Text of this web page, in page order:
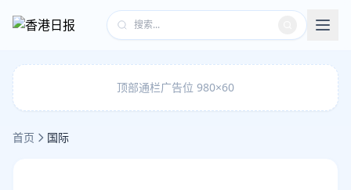
顶部通栏广告位 980×60
首页 国际